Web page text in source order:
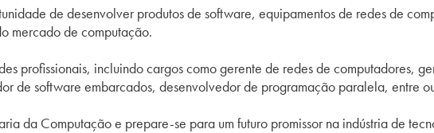
de desenvolver produtos de software, equipamentos de redes de
mercado de computação.
profissionais, incluindo cargos como gerente de redes de computadores,
de software embarcados, desenvolvedor de programação paralela, entre
da Computação e prepare-se para um futuro promissor na indústria de